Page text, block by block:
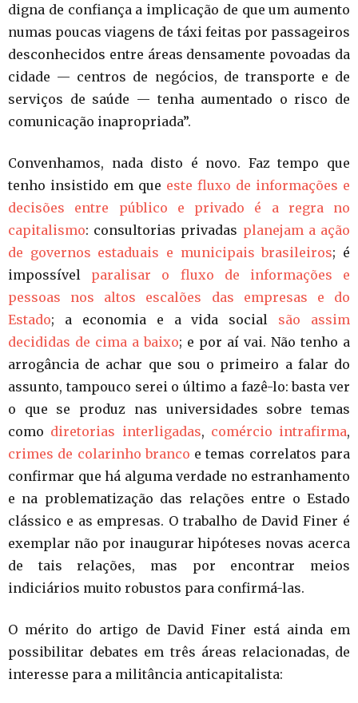
digna de confiança a implicação de que um aumento
numas poucas viagens de táxi feitas por passageiros
desconhecidos entre áreas densamente povoadas da
cidade — centros de negócios, de transporte e de
serviços de saúde — tenha aumentado o risco de
comunicação inapropriada”.
Convenhamos, nada disto é novo. Faz tempo que
tenho insistido em que este fluxo de informações e
decisões entre público e privado é a regra no
capitalismo: consultorias privadas planejam a ação
de governos estaduais e municipais brasileiros; é
impossível paralisar o fluxo de informações e
pessoas nos altos escalões das empresas e do
Estado; a economia e a vida social são assim
decididas de cima a baixo; e por aí vai. Não tenho a
arrogância de achar que sou o primeiro a falar do
assunto, tampouco serei o último a fazê-lo: basta ver
o que se produz nas universidades sobre temas
como diretorias interligadas, comércio intrafirma,
crimes de colarinho branco e temas correlatos para
confirmar que há alguma verdade no estranhamento
e na problematização das relações entre o Estado
clássico e as empresas. O trabalho de David Finer é
exemplar não por inaugurar hipóteses novas acerca
de tais relações, mas por encontrar meios
indiciários muito robustos para confirmá-las.
O mérito do artigo de David Finer está ainda em
possibilitar debates em três áreas relacionadas, de
interesse para a militância anticapitalista: